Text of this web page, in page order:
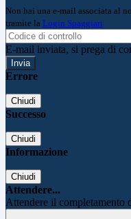
Non hai una e-mail associata al
tramite la Login Spaggiari
E-mail inviata, si prega di
Errore
Chiudi
Successo
Chiudi
Informazione
Chiudi
Attendere...
Attendere il completamento